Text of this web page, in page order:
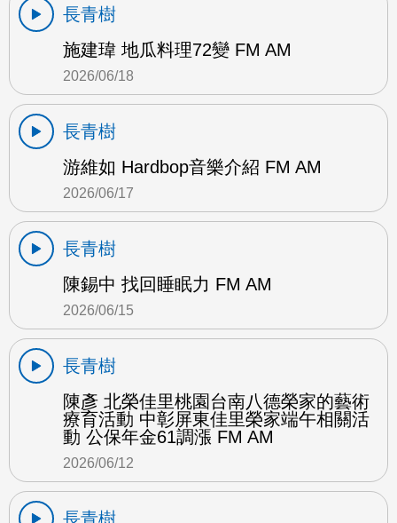
長青樹
施建瑋 地瓜料理72變 FM AM
2026/06/18
長青樹
游維如 Hardbop音樂介紹 FM AM
2026/06/17
長青樹
陳錫中 找回睡眠力 FM AM
2026/06/15
長青樹
陳彥 北榮佳里桃園台南八德榮家的藝術
療育活動 中彰屏東佳里榮家端午相關活
動 公保年金61調漲 FM AM
2026/06/12
長青樹